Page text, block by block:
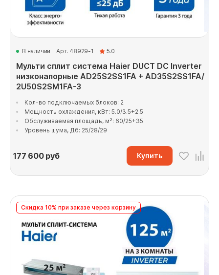
В наличии Арт. 48929-1 5.0
Мульти сплит система Haier DUCT DC Inverter
низконапорные AD25S2SS1FA + AD35S2SS1FA/
2U50S2SM1FA-3
Кол-во подключаемых блоков: 2
Мощность охлаждения, кВт: 5.0/3.5+2.5
Обслуживаемая площадь, м²: 60/25+35
Уровень шума, Дб: 25/28/29
177 600руб Купить
Скидка 10% при заказе через корзину